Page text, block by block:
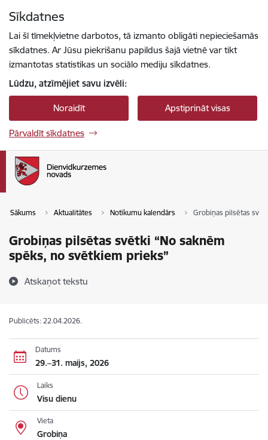
Sīkdatnes
Lai šī tīmekļvietne darbotos, tā izmanto obligāti nepieciešamās
sīkdatnes. Ar Jūsu piekrišanu papildus šajā vietnē var tikt
izmantotas statistikas un sociālo mediju sīkdatnes.
Lūdzu, atzīmējiet savu izvēli:
Noraidīt Apstiprināt visas
Pārvaldīt sīkdatnes
Sākums Aktualitātes Notikumu kalendārs Grobiņas pilsētas
Grobiņas pilsētas svētki “No saknēm
spēks, no svētkiem prieks”
Atskaņot tekstu
Publicēts: 22.04.2026.
Datums
29.–31. maijs, 2026
Laiks
Visu dienu
Vieta
Grobiņa